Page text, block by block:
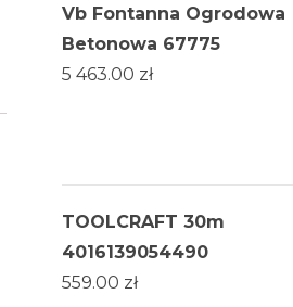
Vb Fontanna Ogrodowa
Betonowa 67775
5 463.00 zł
TOOLCRAFT 30m
4016139054490
559.00 zł